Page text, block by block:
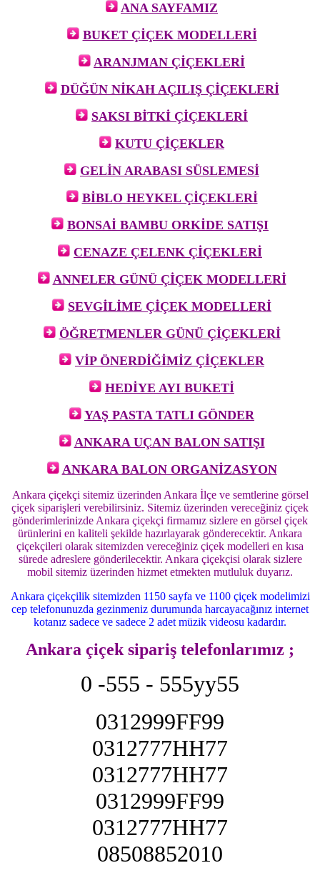
ANA SAYFAMIZ
BUKET ÇİÇEK MODELLERİ
ARANJMAN ÇİÇEKLERİ
DÜĞÜN NİKAH AÇILIŞ ÇİÇEKLERİ
SAKSI BİTKİ ÇİÇEKLERİ
KUTU ÇİÇEKLER
GELİN ARABASI SÜSLEMESİ
BİBLO HEYKEL ÇİÇEKLERİ
BONSAİ BAMBU ORKİDE SATIŞI
CENAZE ÇELENK ÇİÇEKLERİ
ANNELER GÜNÜ ÇİÇEK MODELLERİ
SEVGİLİME ÇİÇEK MODELLERİ
ÖĞRETMENLER GÜNÜ ÇİÇEKLERİ
VİP ÖNERDİĞİMİZ ÇİÇEKLER
HEDİYE AYI BUKETİ
YAŞ PASTA TATLI GÖNDER
ANKARA UÇAN BALON SATIŞI
ANKARA BALON ORGANİZASYON
Ankara çiçekçi sitemiz üzerinden Ankara İlçe ve semtlerine görsel
çiçek siparişleri verebilirsiniz. Sitemiz üzerinden vereceğiniz çiçek
gönderimlerinizde Ankara çiçekçi firmamız sizlere en görsel çiçek
ürünlerini en kaliteli şekilde hazırlayarak gönderecektir. Ankara
çiçekçileri olarak sitemizden vereceğiniz çiçek modelleri en kısa
sürede adreslere gönderilecektir. Ankara çiçekçisi olarak sizlere
mobil sitemiz üzerinden hizmet etmekten mutluluk duyarız.
Ankara çiçekçilik sitemizden 1150 sayfa ve 1100 çiçek modelimizi
cep telefonunuzda gezinmeniz durumunda harcayacağınız internet
kotanız sadece ve sadece 2 adet müzik videosu kadardır.
Ankara çiçek sipariş telefonlarımız ;
0 -555 - 555yy55
0312999FF99
0312777HH77
0312777HH77
0312999FF99
0312777HH77
08508852010